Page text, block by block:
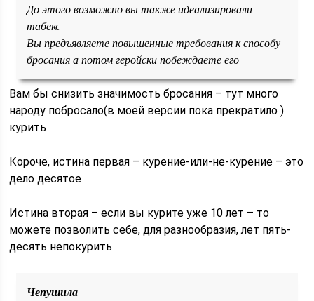
До этого возможно вы также идеализировали
табекс
Вы предъявляете повышенные требования к способу
бросания а потом геройски побеждаете его
Вам бы снизить значимость бросания – тут много
народу побросало(в моей версии пока прекратило)
курить
Короче, истина первая – курение-или-не-курение – это
дело десятое
Истина вторая – если вы курите уже 10 лет – то
можете позволить себе, для разнообразия, лет пять-
десять непокурить
Чепушила